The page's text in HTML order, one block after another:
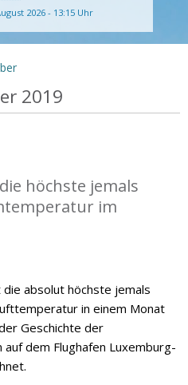
2026 - 13:15 Uhr
2019
höchste jemals
im
absolut höchste jemals
in einem Monat
Geschichte der
dem Flughafen Luxemburg-